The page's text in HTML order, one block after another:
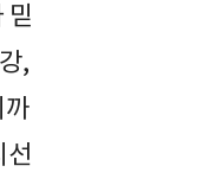
믿
,
까
선